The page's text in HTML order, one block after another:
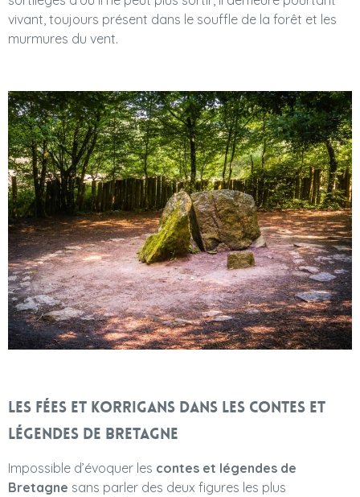
vivant, toujours présent dans le souffle de la forêt et les
murmures du vent.
Les fées et korrigans dans les contes et
légendes de Bretagne
Impossible d’évoquer les contes et légendes de
Bretagne sans parler des deux figures les plus